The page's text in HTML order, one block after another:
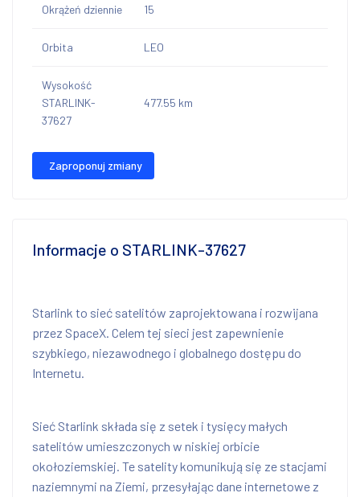
Okrążeń dziennie 15
Orbita LEO
Wysokość
STARLINK-
37627
477.55 km
Zaproponuj zmiany
Informacje o STARLINK-37627
Starlink to sieć satelitów zaprojektowana i rozwijana
przez SpaceX. Celem tej sieci jest zapewnienie
szybkiego, niezawodnego i globalnego dostępu do
Internetu.
Sieć Starlink składa się z setek i tysięcy małych
satelitów umieszczonych w niskiej orbicie
okołoziemskiej. Te satelity komunikują się ze stacjami
naziemnymi na Ziemi, przesyłając dane internetowe z